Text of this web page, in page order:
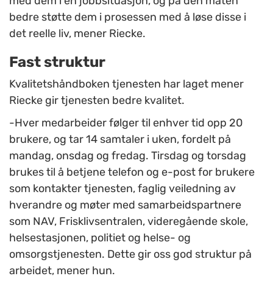
bedre støtte dem i prosessen med å løse disse i
det reelle liv, mener Riecke.
Fast struktur
Kvalitetshåndboken tjenesten har laget mener
Riecke gir tjenesten bedre kvalitet.
-Hver medarbeider følger til enhver tid opp 20
brukere, og tar 14 samtaler i uken, fordelt på
mandag, onsdag og fredag. Tirsdag og torsdag
brukes til å betjene telefon og e-post for brukere
som kontakter tjenesten, faglig veiledning av
hverandre og møter med samarbeidspartnere
som NAV, Frisklivsentralen, videregående skole,
helsestasjonen, politiet og helse- og
omsorgstjenesten. Dette gir oss god struktur på
arbeidet, mener hun.